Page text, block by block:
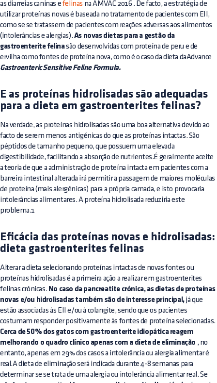
as diarreias caninas e felinas na AMVAC 2016 . De facto, a estratégia de
utilizar proteínas novas é baseada no tratamento de pacientes com EII,
como se se tratassem de pacientes com reações adversas aos alimentos
(intolerâncias e alergias). As novas dietas para a gestão da
gastroenterite felinasão desenvolvidas com proteína de peru e de
ervilha como fontes de proteína nova, como é o caso da dieta daAdvance
Gastroenteric Sensitive Feline Formula.
E as proteínas hidrolisadas são adequadas
para a dieta em gastroenterites felinas?
Na verdade, as proteínas hidrolisadas são uma boa alternativa devido ao
facto de serem menos antigénicas do que as proteínas intactas. São
péptidos de tamanho pequeno, que possuem uma elevada
digestibilidade, facilitando a absorção de nutrientes.É geralmente aceite
a teoria de que a administração de proteína intacta em pacientes com a
barreira intestinal alterada irá permitir a passagem de maiores moléculas
de proteína (mais alergénicas) para a própria camada, e isto provocaria
intolerâncias alimentares. A proteína hidrolisada reduziria este
problema.1
Eficácia das proteínas novas e hidrolisadas:
dieta gastroenterites felinas
Alterar a dieta selecionando proteínas intactas de novas fontes ou
proteínas hidrolisadas é a primeira ação a realizar em gastroenterites
felinas crónicas. No caso da pancreatite crónica, as dietas de proteínas
novas e/ou hidrolisadas também são de interesse principal,já que
estão associadas às EII e/ou à colangite, sendo que os pacientes
costumam responder positivamente às fontes de proteína selecionadas.
Cerca de 50% dos gatos com gastroenterite idiopática reagem
melhorando o quadro clínico apenas com a dieta de eliminação , no
entanto, apenas em 29% dos casos a intolerância ou alergia alimentar é
real.A dieta de eliminação será indicada durante 4-8 semanas para
determinar se se trata de uma alergia ou intolerância alimentar real. Se